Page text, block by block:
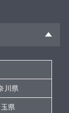
川県
県